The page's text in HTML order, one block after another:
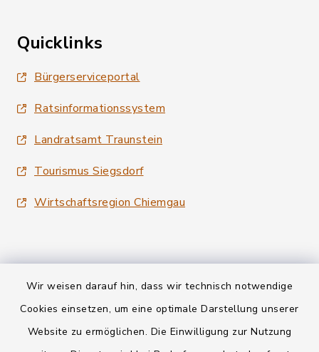
Wir weisen darauf hin, dass wir technisch notwendige
Cookies einsetzen, um eine optimale Darstellung unserer
Website zu ermöglichen. Die Einwilligung zur Nutzung
Quicklinks
Bürgerserviceportal
Ratsinformationssystem
Landratsamt Traunstein
Tourismus Siegsdorf
Wirtschaftsregion Chiemgau
Kontakt